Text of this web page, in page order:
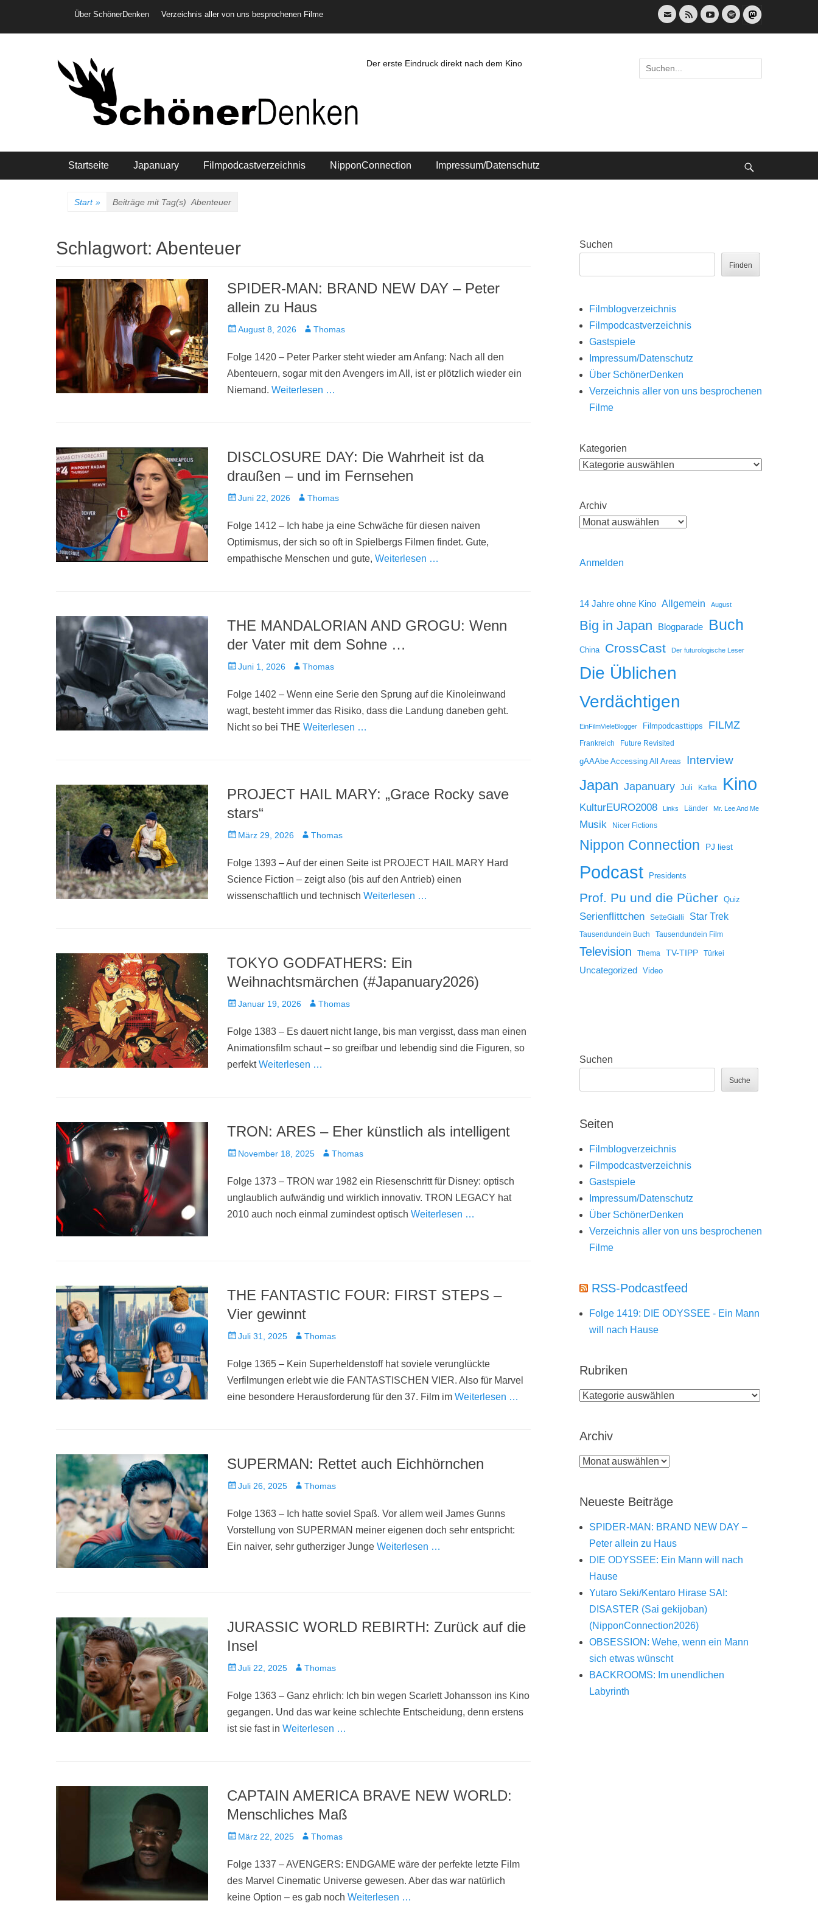
Header-Menü
Über SchönerDenken Verzeichnis aller von uns besprochenen Filme
E-
Mail
Feed YouTubeSpotify
Der erste Eindruck direkt nach dem Kino
Suche
nach:
Hauptmenü
Startseite Japanuary Filmpodcastverzeichnis NipponConnection Impressum/Datenschutz
Start » Beiträge mit Tag(s) Abenteuer
Schlagwort: Abenteuer
SPIDER-MAN: BRAND NEW DAY – Peter
allein zu Haus
Veröffentlicht
August 8, 2026 AutorThomas
Folge 1420 – Peter Parker steht wieder am Anfang: Nach all den
Abenteuern, sogar mit den Avengers im All, ist er plötzlich wieder ein
Niemand. Weiterlesen …
DISCLOSURE DAY: Die Wahrheit ist da
draußen – und im Fernsehen
Veröffentlicht
Juni 22, 2026 AutorThomas
Folge 1412 – Ich habe ja eine Schwäche für diesen naiven
Optimismus, der sich so oft in Spielbergs Filmen findet. Gute,
empathische Menschen und gute, Weiterlesen …
THE MANDALORIAN AND GROGU: Wenn
der Vater mit dem Sohne …
Veröffentlicht
Juni 1, 2026 AutorThomas
Folge 1402 – Wenn eine Serie den Sprung auf die Kinoleinwand
wagt, besteht immer das Risiko, dass die Landung daneben geht.
Nicht so bei THE Weiterlesen …
PROJECT HAIL MARY: „Grace Rocky save
stars“
Veröffentlicht
März 29, 2026 AutorThomas
Folge 1393 – Auf der einen Seite ist PROJECT HAIL MARY Hard
Science Fiction – zeigt also (bis auf den Antrieb) einen
wissenschaftlich und technisch Weiterlesen …
TOKYO GODFATHERS: Ein
Weihnachtsmärchen (#Japanuary2026)
Veröffentlicht
Januar 19, 2026 AutorThomas
Folge 1383 – Es dauert nicht lange, bis man vergisst, dass man einen
Animationsfilm schaut – so greifbar und lebendig sind die Figuren, so
perfektWeiterlesen …
TRON: ARES – Eher künstlich als intelligent
Veröffentlicht
November 18, 2025 AutorThomas
Folge 1373 – TRON war 1982 ein Riesenschritt für Disney: optisch
unglaublich aufwändig und wirklich innovativ. TRON LEGACY hat
2010 auch noch einmal zumindest optisch Weiterlesen …
THE FANTASTIC FOUR: FIRST STEPS –
Vier gewinnt
Veröffentlicht
Juli 31, 2025 AutorThomas
Folge 1365 – Kein Superheldenstoff hat soviele verunglückte
Verfilmungen erlebt wie die FANTASTISCHEN VIER. Also für Marvel
eine besondere Herausforderung für den 37. Film im Weiterlesen …
SUPERMAN: Rettet auch Eichhörnchen
Veröffentlicht
Juli 26, 2025 AutorThomas
Folge 1363 – Ich hatte soviel Spaß. Vor allem weil James Gunns
Vorstellung von SUPERMAN meiner eigenen doch sehr entspricht:
Ein naiver, sehr gutherziger Junge Weiterlesen …
JURASSIC WORLD REBIRTH: Zurück auf die
Insel
Veröffentlicht
Juli 22, 2025 AutorThomas
Folge 1363 – Ganz ehrlich: Ich bin wegen Scarlett Johansson ins Kino
gegangen. Und das war keine schlechte Entscheidung, denn erstens
ist sie fast in Weiterlesen …
CAPTAIN AMERICA BRAVE NEW WORLD:
Menschliches Maß
Veröffentlicht
März 22, 2025 AutorThomas
Folge 1337 – AVENGERS: ENDGAME wäre der perfekte letzte Film
des Marvel Cinematic Universe gewesen. Aber das war natürlich
keine Option – es gab noch Weiterlesen …
Suchen
Finden
Filmblogverzeichnis
Filmpodcastverzeichnis
Gastspiele
Impressum/Datenschutz
Über SchönerDenken
Verzeichnis aller von uns besprochenen
Filme
Kategorien
Archiv
Anmelden
14 Jahre ohne Kino Allgemein August
Big in Japan Blogparade Buch
China CrossCast Der futurologische Leser
Die Üblichen
Verdächtigen
EinFilmVieleBlogger Filmpodcasttipps FILMZ
Frankreich Future Revisited
gAAAbe Accessing All Areas Interview
Japan Japanuary Juli Kafka Kino
KulturEURO2008 Links Länder Mr. Lee And Me
Musik Nicer Fictions
Nippon Connection PJ liest
Podcast Presidents
Prof. Pu und die Pücher Quiz
Serienflittchen SetteGialli Star Trek
Tausendundein Buch Tausendundein Film
Television Thema TV-TIPP Türkei
Uncategorized Video
Suchen
Suche
Seiten
Filmblogverzeichnis
Filmpodcastverzeichnis
Gastspiele
Impressum/Datenschutz
Über SchönerDenken
Verzeichnis aller von uns besprochenen
Filme
RSS-Podcastfeed
Folge 1419: DIE ODYSSEE - Ein Mann
will nach Hause
Rubriken
Rubriken
Archiv
Archiv
Neueste Beiträge
SPIDER-MAN: BRAND NEW DAY –
Peter allein zu Haus
DIE ODYSSEE: Ein Mann will nach
Hause
Yutaro Seki/Kentaro Hirase SAI:
DISASTER (Sai gekijoban)
(NipponConnection2026)
OBSESSION: Wehe, wenn ein Mann
sich etwas wünscht
BACKROOMS: Im unendlichen
Labyrinth